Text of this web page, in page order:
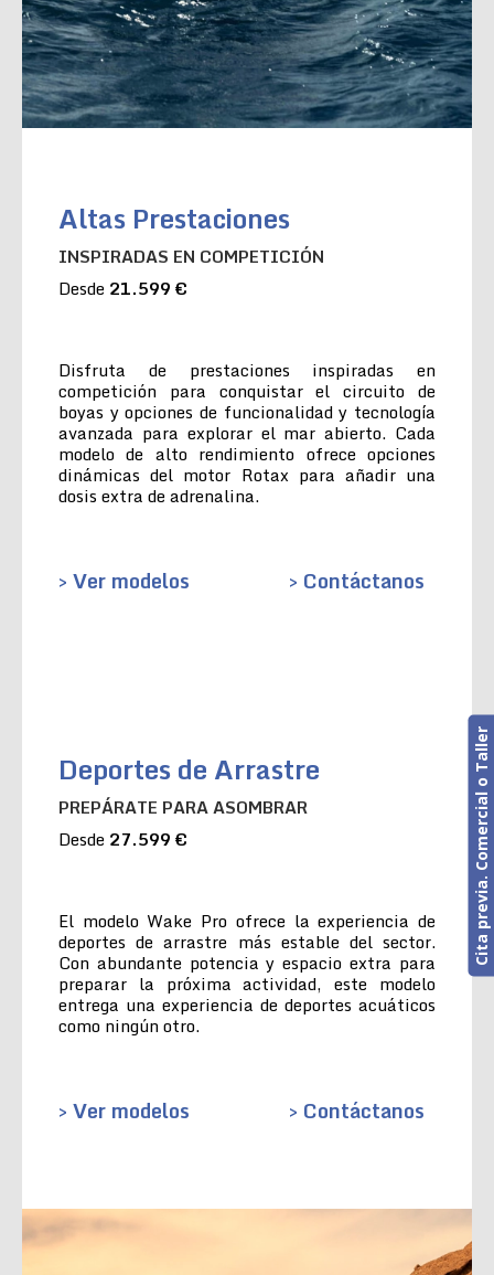
Altas Prestaciones
INSPIRADAS EN COMPETICIÓN
Desde 21.599 €
Disfruta de prestaciones inspiradas en
competición para conquistar el circuito de
boyas y opciones de funcionalidad y tecnología
avanzada para explorar el mar abierto. Cada
modelo de alto rendimiento ofrece opciones
dinámicas del motor Rotax para añadir una
dosis extra de adrenalina.
> Ver modelos > Contáctanos
Deportes de Arrastre
PREPÁRATE PARA ASOMBRAR
Desde 27.599 €
El modelo Wake Pro ofrece la experiencia de
deportes de arrastre más estable del sector.
Con abundante potencia y espacio extra para
preparar la próxima actividad, este modelo
entrega una experiencia de deportes acuáticos
como ningún otro.
> Ver modelos > Contáctanos
Cita previa. Comercial o Taller